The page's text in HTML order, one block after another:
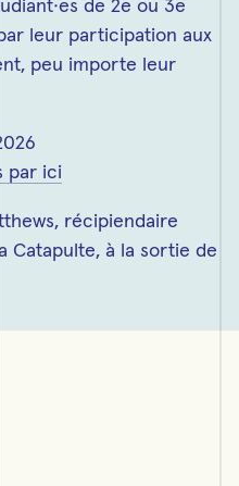
de 2e ou 3e
leur participation aux
peu importe leur
par ici
récipiendaire
Catapulte, à la sortie de